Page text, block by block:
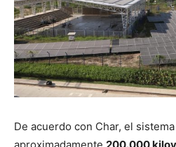
De acuerdo con Char, el
aproximadamente 200.000